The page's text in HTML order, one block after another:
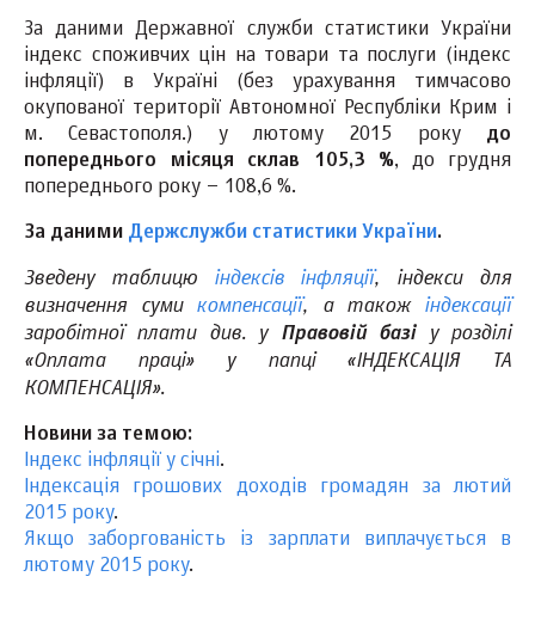
За даними Державної служби статистики України
індекс споживчих цін на товари та послуги (індекс
інфляції) в Україні (без урахування тимчасово
окупованої території Автономної Республіки Крим і
м. Севастополя.) у лютому 2015 року до
попереднього місяця склав 105,3 %, до грудня
попереднього року – 108,6 %.
За даними Держслужби статистики України.
Зведену таблицю індексів інфляції, індекси для
визначення суми компенсації, а також індексації
заробітної плати див. у
Правовій базіу розділі
«Оплата праці» у папці «ІНДЕКСАЦІЯ ТА
КОМПЕНСАЦІЯ».
Новини за темою:
Індекс інфляції у січні.
Індексація грошових доходів громадян за лютий
2015 року.
Якщо заборгованість із зарплати виплачується в
лютому 2015 року.